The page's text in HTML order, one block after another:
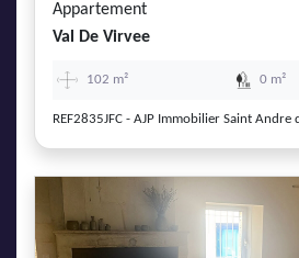
Appartement
Val De Virvee
102 m² 0 m²
REF2835JFC - AJP Immobilier Saint Andre